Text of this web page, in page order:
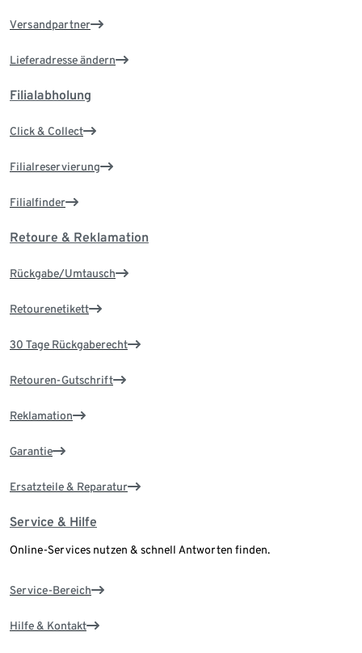
Versandpartner
Lieferadresse ändern
Filialabholung
Click & Collect
Filialreservierung
Filialfinder
Retoure & Reklamation
Rückgabe/Umtausch
Retourenetikett
30 Tage Rückgaberecht
Retouren-Gutschrift
Reklamation
Garantie
Ersatzteile & Reparatur
Service & Hilfe
Online-Services nutzen & schnell Antworten finden.
Service-Bereich
Hilfe & Kontakt